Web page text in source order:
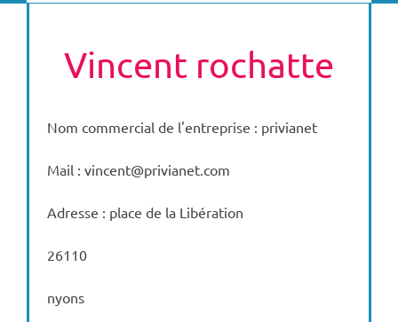
Vincent rochatte
Nom commercial de l'entreprise : privianet
Mail : vincent@privianet.com
Adresse : place de la Libération
26110
nyons